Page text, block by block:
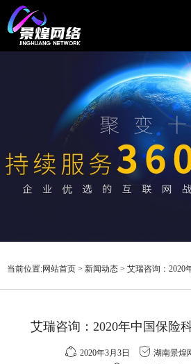
小程序开发
Google推广
关于我们
当前位置:网站首页 > 新闻动态 > 艾瑞咨询：2020
艾瑞咨询：2020年中国保险
2020年3月3日
湖南景煌